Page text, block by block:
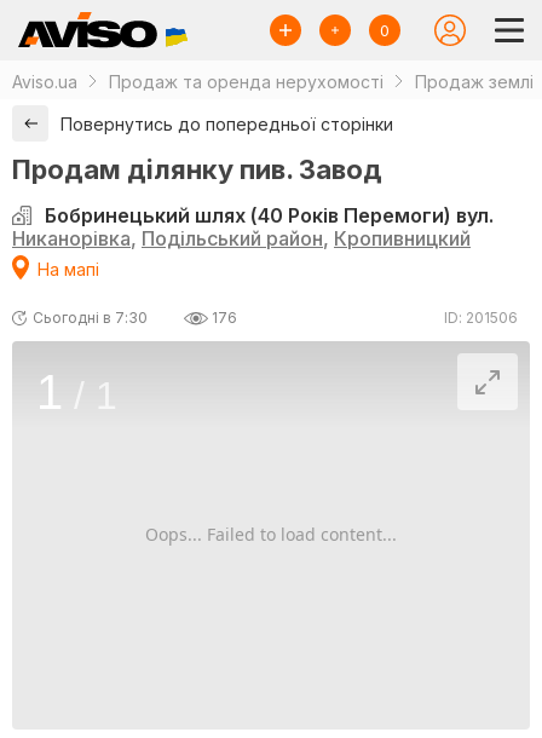
0
Aviso.ua Продаж та оренда нерухомості Продаж землі
Повернутись до попередньої сторінки
Продам ділянку пив. Завод
Бобринецький шлях (40 Років Перемоги) вул.
Никанорівка, Подільський район, Кропивницкий
На мапі
Сьогодні в 7:30 176 ID: 201506
Oops... Failed to load content...
1 / 1